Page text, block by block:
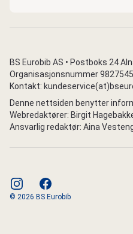
BS Eurobib AS • Postboks 24
Organisasjonsnummer
Kontakt:
Denne nettsiden benytter
Webredaktører: Birgit
Ansvarlig redaktør: Aina
instagramfacebook
© 2026 BS Eurobib